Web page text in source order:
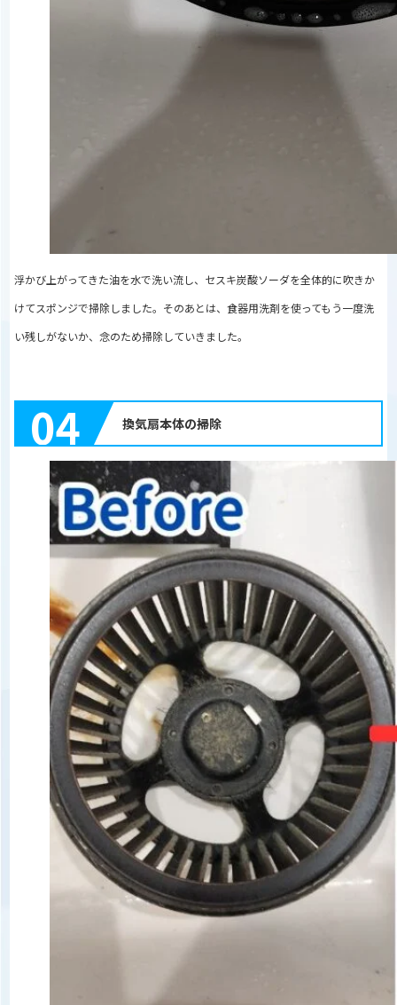
浮かび上がってきた油を水で洗い流し、セスキ炭酸ソーダを全体的に吹きか
けてスポンジで掃除しました。そのあとは、食器用洗剤を使ってもう一度洗
い残しがないか、念のため掃除していきました。
04 換気扇本体の掃除